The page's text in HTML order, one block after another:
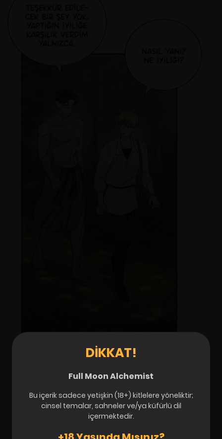
DIKKAT!
Full Moon Alchemist
Bu içerik sadece yetişkin (18+) kitlelere yöneliktir;
cinsel temalar, sahneler ve/ya küfürlü dil
içermektedir.